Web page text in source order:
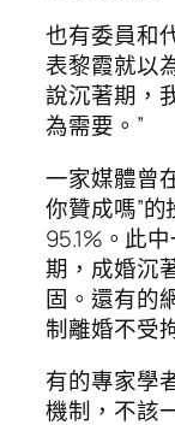
也有委員和
表黎霞就以
說沉著期，
為需要。”
一家媒體曾
你贊成嗎”
95.1%。此
期，成婚沉
固。還有的
制離婚不受
有的專家學
機制，不該